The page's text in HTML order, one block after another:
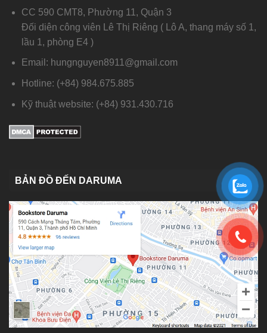
CC 590 CMT8, Phường 11, Quận 3
Đối diện công viên Lê Thị Riêng ( Lô A, thang máy số 1,
lầu 1, phòng E4 )
Email: hungnguyen8911@gmail.com
Hotline: (+84) 984.675.885
Kỹ thuật website: (+84) 931.430.716
BẢN ĐỒ ĐẾN DARUMA